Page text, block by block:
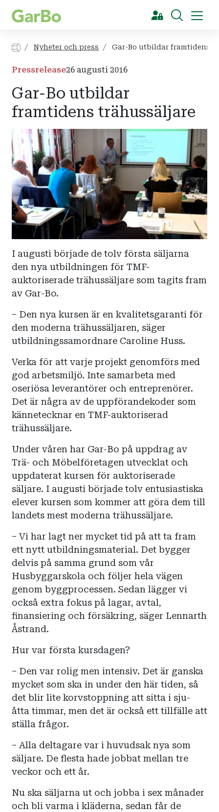
[Sök]
Nyheter och press Gar-Bo utbildar framtidens
Pressrelease26 augusti 2016
Gar-Bo utbildar
framtidens trähussäljare
I augusti började de tolv första säljarna
den nya utbildningen för TMF-
auktoriserade trähussäljare som tagits fram
av Gar-Bo.
– Den nya kursen är en kvalitetsgaranti för
den moderna trähussäljaren, säger
utbildningssamordnare Caroline Huss.
Verka för att varje projekt genomförs med
god arbetsmiljö. Inte samarbeta med
oseriösa leverantörer och entreprenörer.
Det är några av de uppförandekoder som
kännetecknar en TMF-auktoriserad
trähussäljare.
Under våren har Gar-Bo på uppdrag av
Trä- och Möbelföretagen utvecklat och
uppdaterat kursen för auktoriserade
säljare. I augusti började tolv entusiastiska
elever kursen som kommer att göra dem till
landets mest moderna trähussäljare.
– Vi har lagt ner mycket tid på att ta fram
ett nytt utbildningsmaterial. Det bygger
delvis på samma grund som vår
Husbyggarskola och följer hela vägen
genom byggprocessen. Sedan lägger vi
också extra fokus på lagar, avtal,
finansiering och försäkring, säger Lennarth
Åstrand.
Hur var första kursdagen?
– Den var rolig men intensiv. Det är ganska
mycket som ska in under den här tiden, så
det blir lite korvstoppning att sitta i sju-
åtta timmar, men det är också ett tillfälle att
ställa frågor.
– Alla deltagare var i huvudsak nya som
säljare. De flesta hade jobbat mellan tre
veckor och ett år.
Nu ska säljarna ut och jobba i sex månader
och bli varma i kläderna, sedan får de